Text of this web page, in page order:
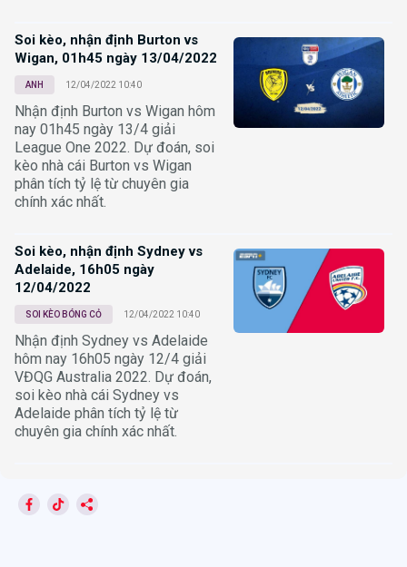
Soi kèo, nhận định Burton vs
Wigan, 01h45 ngày 13/04/2022
ANH 12/04/2022 10:40
Nhận định Burton vs Wigan hôm
nay 01h45 ngày 13/4 giải
League One 2022. Dự đoán, soi
kèo nhà cái Burton vs Wigan
phân tích tỷ lệ từ chuyên gia
chính xác nhất.
Soi kèo, nhận định Sydney vs
Adelaide, 16h05 ngày
12/04/2022
SOI KÈO BÓNG CỎ 12/04/2022 10:40
Nhận định Sydney vs Adelaide
hôm nay 16h05 ngày 12/4 giải
VĐQG Australia 2022. Dự đoán,
soi kèo nhà cái Sydney vs
Adelaide phân tích tỷ lệ từ
chuyên gia chính xác nhất.